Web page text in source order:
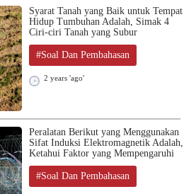
Syarat Tanah yang Baik untuk Tempat
Hidup Tumbuhan Adalah, Simak 4
Ciri-ciri Tanah yang Subur
#Soal Dan Pembahasan
2 years 'ago'
Peralatan Berikut yang Menggunakan
Sifat Induksi Elektromagnetik Adalah,
Ketahui Faktor yang Mempengaruhi
#Soal Dan Pembahasan